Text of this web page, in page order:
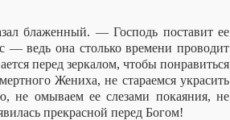
блаженный. — Господь поставит ее
— ведь она столько времени проводит
перед зеркалом, чтобы понравиться
Жениха, не стараемся украсить
не омываем ее слезами покаяния, не
прекрасной перед Богом!